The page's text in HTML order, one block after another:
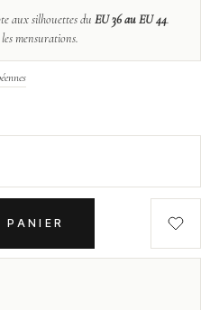
aux silhouettes du EU 36 au EU 44.
mensurations.